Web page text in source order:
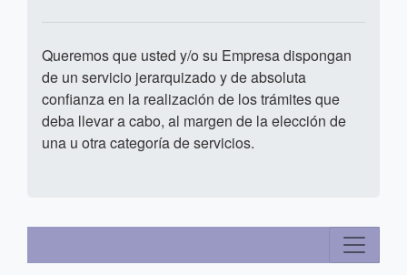
Queremos que usted y/o su Empresa dispongan
de un servicio jerarquizado y de absoluta
confianza en la realización de los trámites que
deba llevar a cabo, al margen de la elección de
una u otra categoría de servicios.